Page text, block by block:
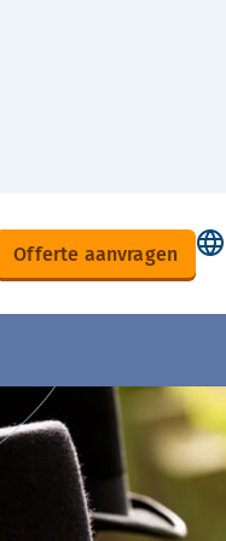
Offerte aanvragen